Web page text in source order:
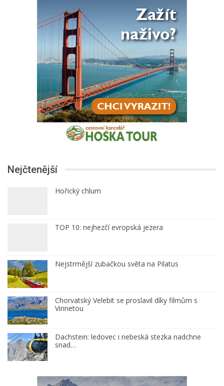
Nejčtenější
Hořický chlum
TOP 10: nejhezčí evropská jezera
Nejstrmější zubačkou světa na Pilatus
Chorvatský Velebit se proslavil díky filmům s
Vinnetou
Dachstein: ledovec i nebeská stezka nadchne
snad…